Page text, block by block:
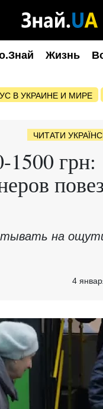
Жизнь
В УКРАИНЕ И МИРЕ
ЧИТАТИ
1500 грн:
на
4